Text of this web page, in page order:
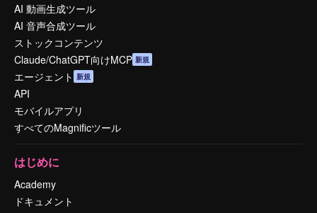
AI 動画生成ツール
AI 音声合成ツール
ストックコンテンツ
Claude/ChatGPT向けMCP 新規
エージェント 新規
API
モバイルアプリ
すべてのMagnificツール
はじめに
Academy
ドキュメント